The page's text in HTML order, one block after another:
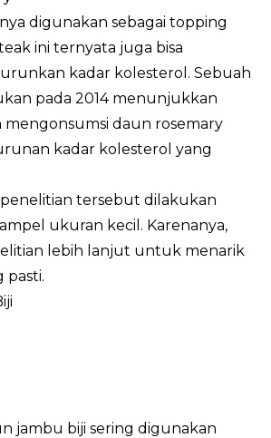
digunakan sebagai topping
ini ternyata juga bisa
kadar kolesterol. Sebuah
pada 2014 menunjukkan
daun rosemary
kadar kolesterol yang
tersebut dilakukan
ukuran kecil. Karenanya,
lebih lanjut untuk menarik
pasti.
jambu biji sering digunakan